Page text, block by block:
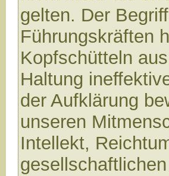
gelten. Der
Führungskräften
Kopfschütteln
Haltung
der Aufklärung
unseren
Intellekt,